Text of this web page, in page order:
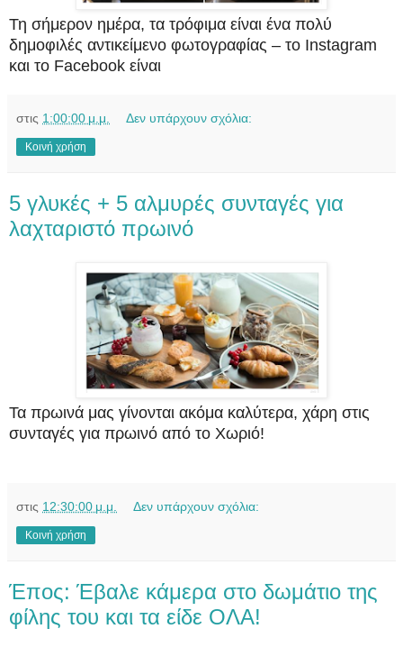
Τη σήμερον ημέρα, τα τρόφιμα είναι ένα πολύ
δημοφιλές αντικείμενο φωτογραφίας – το Instagram
και το Facebook είναι
στις 1:00:00 μ.μ. Δεν υπάρχουν σχόλια:
Κοινή χρήση
5 γλυκές + 5 αλμυρές συνταγές για
λαχταριστό πρωινό
Τα πρωινά μας γίνονται ακόμα καλύτερα, χάρη στις
συνταγές για πρωινό από το Χωριό!
στις 12:30:00 μ.μ. Δεν υπάρχουν σχόλια:
Κοινή χρήση
Έπος: Έβαλε κάμερα στο δωμάτιο της
φίλης του και τα είδε ΟΛΑ!